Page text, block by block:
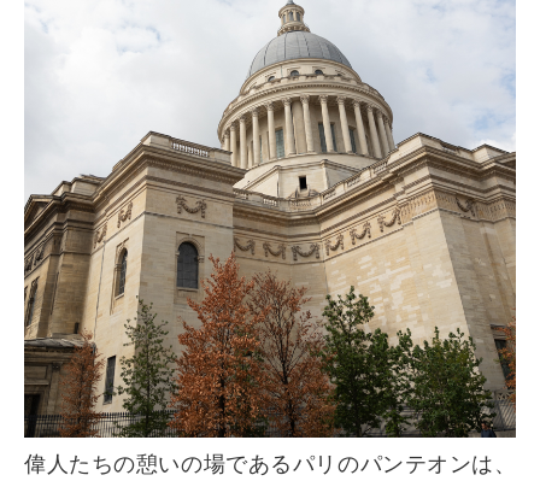
偉人たちの憩いの場であるパリのパンテオンは、